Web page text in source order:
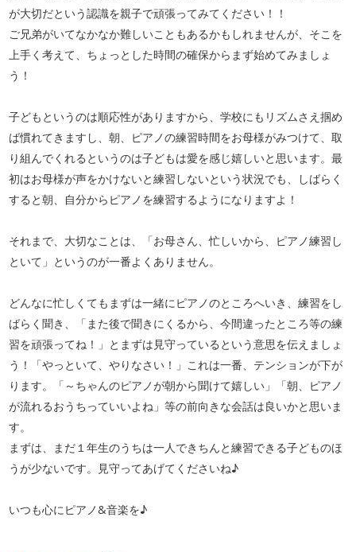
が大切だという認識を親子で頑張ってみてください！！
ご兄弟がいてなかなか難しいこともあるかもしれませんが、そこを
上手く考えて、ちょっとした時間の確保からまず始めてみましょ
う！
子どもというのは順応性がありますから、学校にもリズムさえ掴め
ば慣れてきますし、朝、ピアノの練習時間をお母様がみつけて、取
り組んでくれるというのは子どもは愛を感じ嬉しいと思います。最
初はお母様が声をかけないと練習しないという状況でも、しばらく
すると朝、自分からピアノを練習するようになりますよ！
それまで、大切なことは、「お母さん、忙しいから、ピアノ練習し
といて」というのが一番よくありません。
どんなに忙しくてもまずは一緒にピアノのところへいき、練習をし
ばらく聞き、「また後で聞きにくるから、今間違ったところ等の練
習を頑張ってね！」とまずは見守っているという意思を伝えましょ
う！「やっといて、やりなさい！」これは一番、テンションが下が
ります。「～ちゃんのピアノが朝から聞けて嬉しい」「朝、ピアノ
が流れるおうちっていいよね」等の前向きな会話は良いかと思いま
す。
まずは、まだ１年生のうちは一人できちんと練習できる子どものほ
うが少ないです。見守ってあげてくださいね♪
いつも心にピアノ&音楽を♪